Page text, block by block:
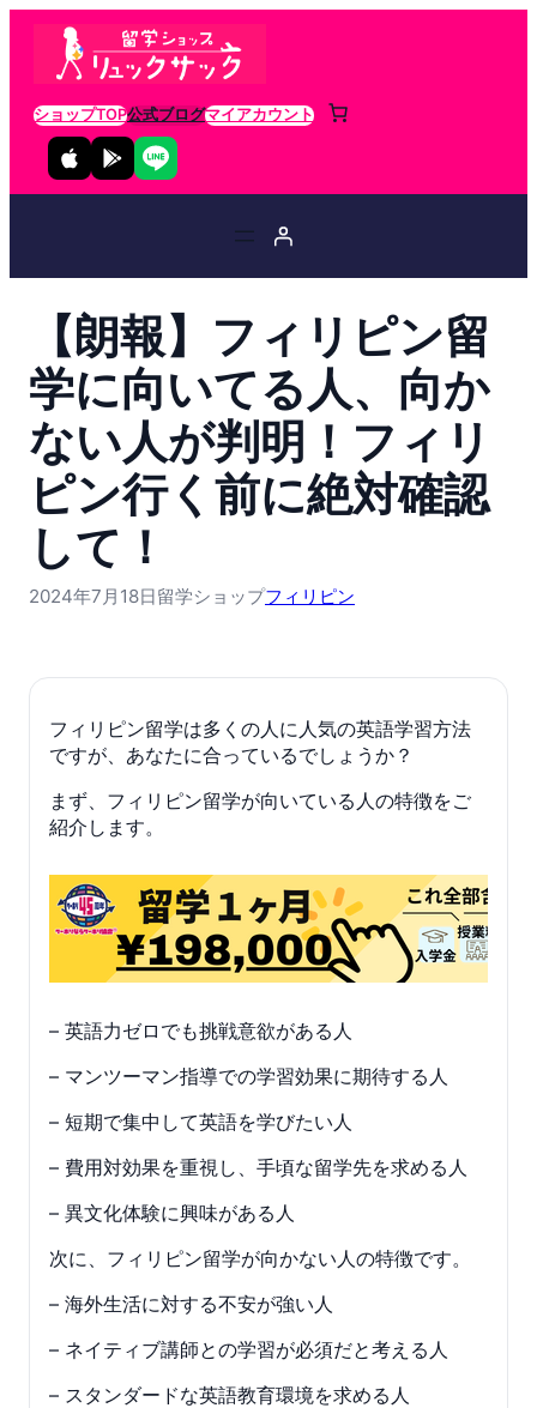
ショップTOP公式ブログマイアカウント
【朗報】フィリピン留
学に向いてる人、向か
ない人が判明！フィリ
ピン行く前に絶対確認
して！
2024年7月18日留学ショップフィリピン
フィリピン留学は多くの人に人気の英語学習方法
ですが、あなたに合っているでしょうか？
まず、フィリピン留学が向いている人の特徴をご
紹介します。
– 英語力ゼロでも挑戦意欲がある人
– マンツーマン指導での学習効果に期待する人
– 短期で集中して英語を学びたい人
– 費用対効果を重視し、手頃な留学先を求める人
– 異文化体験に興味がある人
次に、フィリピン留学が向かない人の特徴です。
– 海外生活に対する不安が強い人
– ネイティブ講師との学習が必須だと考える人
– スタンダードな英語教育環境を求める人